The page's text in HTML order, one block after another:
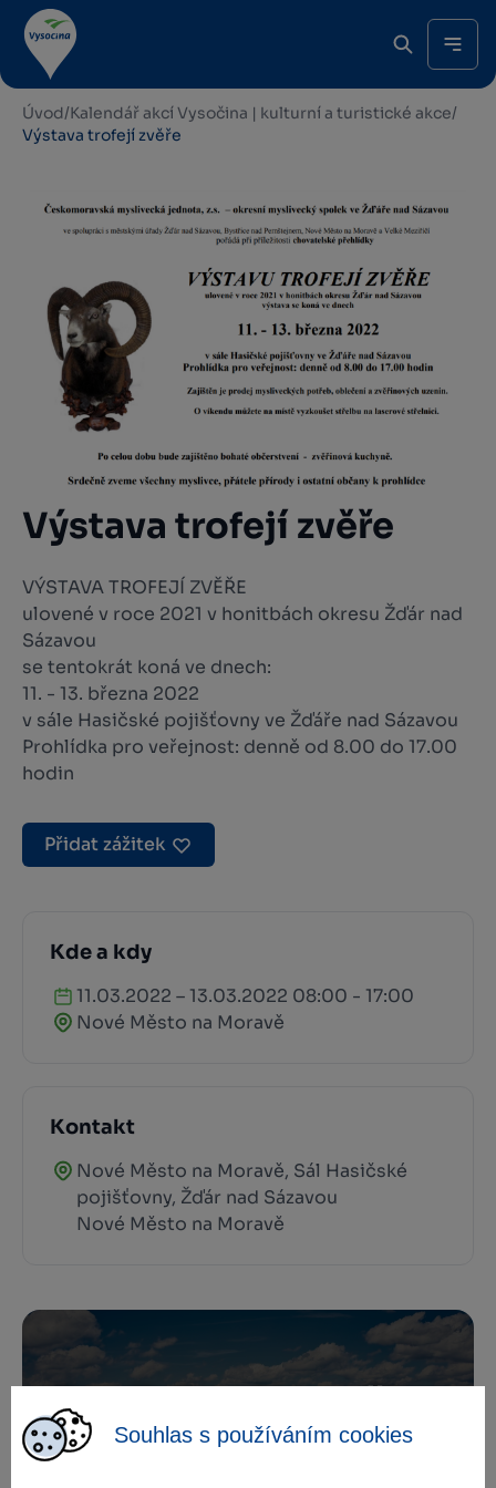
Souhlas s používáním cookies
Úvod/Kalendář akcí Vysočina | kulturní a turistické akce/
Výstava trofejí zvěře
Výstava trofejí zvěře
VÝSTAVA TROFEJÍ ZVĚŘE
ulovené v roce 2021 v honitbách okresu Žďár nad
Sázavou
se tentokrát koná ve dnech:
11. - 13. března 2022
v sále Hasičské pojišťovny ve Žďáře nad Sázavou
Prohlídka pro veřejnost: denně od 8.00 do 17.00
hodin
Přidat zážitek
Kde a kdy
11.03.2022 – 13.03.2022 08:00 - 17:00
Nové Město na Moravě
Kontakt
Nové Město na Moravě, Sál Hasičské
pojišťovny, Žďár nad Sázavou
Nové Město na Moravě
Zamilujte si Vysočinu